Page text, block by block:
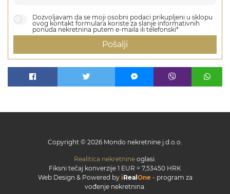
Dozvoljavam da se moji osobni podaci prikupljeni u sklopu
ovog kontakt formulara koriste za slanje informativnih
ponuda nekretnina putem e-maila ili telefonski*
Pošalji
Copyright © 2026 Mondo nekretnine j.d.o.o.
Realitica nekretnine oglasi.
Fiksni tečaj konverzije 1 EUR = 7,53450 HRK
Web Design & Powered by iReal One- program za
vođenje nekretnina.